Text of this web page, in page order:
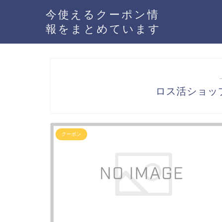
今使えるクーポン情
報をまとめています
ロス活ショッ
クーポン